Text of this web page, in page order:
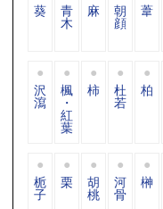
葵 青
木
麻 朝
顔
葦
沢
瀉
楓
・
紅
葉
柿 杜
若
柏
栀
子
栗 胡
桃
河
骨
榊